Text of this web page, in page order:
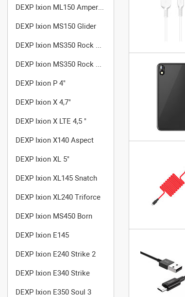
DEXP Ixion ML150 Amper M
DEXP Ixion MS150 Glider
DEXP Ixion MS350 Rock Plus
DEXP Ixion MS350 Rock Plus Gold
DEXP Ixion P 4"
DEXP Ixion X 4,7"
DEXP Ixion X LTE 4,5 "
DEXP Ixion X140 Aspect
DEXP Ixion XL 5"
DEXP Ixion XL145 Snatch
DEXP Ixion XL240 Triforce
DEXP Ixion MS450 Born
DEXP Ixion E145
DEXP Ixion E240 Strike 2
DEXP Ixion E340 Strike
DEXP Ixion E350 Soul 3